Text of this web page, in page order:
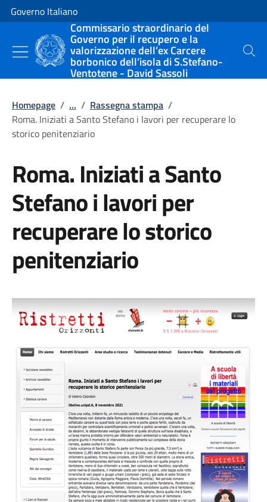
Vai al contenuto
Vai alla navigazione del sito
Governo Italiano
Commissario straordinario del
Governo per il recupero e la
valorizzazione dell’ex Carcere
borbonico dell’isola di S.Stefano-
Ventotene - David Sassoli
Cerca
Homepage / ... / Rassegna stampa /
Roma. Iniziati a Santo Stefano i lavori per recuperare lo
storico penitenziario
Roma. Iniziati a Santo
Stefano i lavori per
recuperare lo storico
penitenziario